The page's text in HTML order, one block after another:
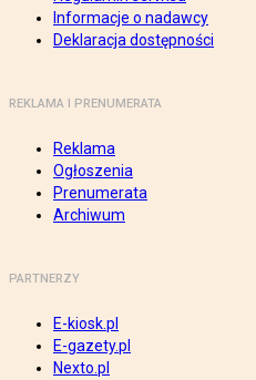
Informacje o nadawcy
Deklaracja dostępności
REKLAMA I PRENUMERATA
Reklama
Ogłoszenia
Prenumerata
Archiwum
PARTNERZY
E-kiosk.pl
E-gazety.pl
Nexto.pl